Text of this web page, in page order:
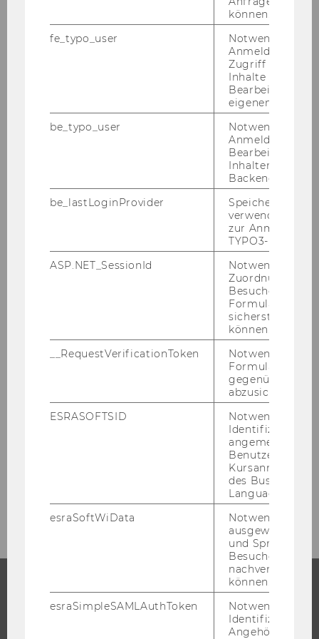
MORe – Meet Our Researchers 2026
MORe – Meet Our Researchers 2025
MORe – Meet Our Researchers 2024
Researcher of the Month 2022
Researcher of the Month 2020
Researcher of the Month 2017
Impact der Forschung
STUDIUM
können.
fe_typo_user
Notwendig für
Anmeldung und
Zugriff auf
Inhalte oder zur
Bearbeitung des
eigenen Profils.
be_typo_user
Notwendig für
Anmeldung und
Bearbeitung von
Inhalten im
Backend.
be_lastLoginProvider
Speichert die
verwendete
zur Anmeldung
TYPO3-Backend.
ASP.NET_SessionId
Notwendig, um
Zuordnung von
Besucher zu
sicherstellen zu
können.
__RequestVerificationToken
Notwendig, um
gegenüber
abzusichern.
ESRASOFTSID
Notwendig zur
Identifizierung
angemeldeten
Benutzers im
des Business
Language
esraSoftWiData
Notwendig um
ausgewählte
und
Besuchers
nachverfolgen
können.
esraSimpleSAMLAuthToken
Notwendig zur
Identifizierung
Angehörige/r für